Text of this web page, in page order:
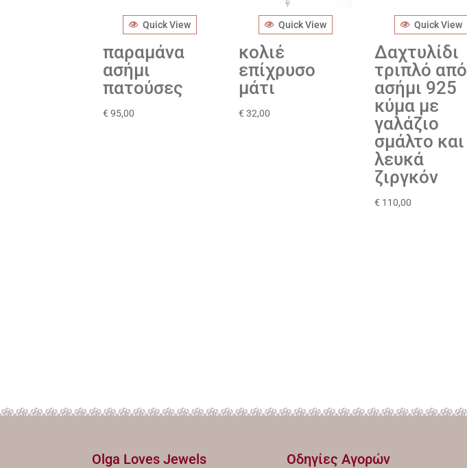
Quick View
παραμάνα
ασήμι
πατούσες
€ 95,00
Quick View
κολιέ
επίχρυσο
μάτι
€ 32,00
Quick View
Δαχτυλίδι
τριπλό από
ασήμι 925
κύμα με
γαλάζιο
σμάλτο και
λευκά
ζιργκόν
€ 110,00
Olga Loves Jewels Οδηγίες Αγορών